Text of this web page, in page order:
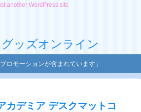
another WordPress site
ッズオンライン
ロモーションが含まれています」
カデミア デスクマットコ